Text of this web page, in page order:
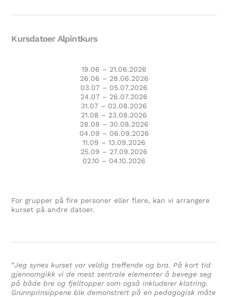
Kursdatoer Alpintkurs
19.06 – 21.06.2026
26.06 – 28.06.2026
03.07 – 05.07.2026
24.07 – 26.07.2026
31.07 – 02.08.2026
21.08 – 23.08.2026
28.08 – 30.08.2026
04.09 – 06.09.2026
11.09 – 13.09.2026
25.09 – 27.09.2026
02.10 – 04.10.2026
For grupper på fire personer eller flere, kan vi arrangere
kurset på andre datoer.
”Jeg synes kurset var veldig treffende og bra. På kort tid
gjennomgikk vi de mest sentrale elementer å bevege seg
på både bre og fjelltopper som også inkluderer klatring.
Grunnprinsippene ble demonstrert på en pedagogisk måte